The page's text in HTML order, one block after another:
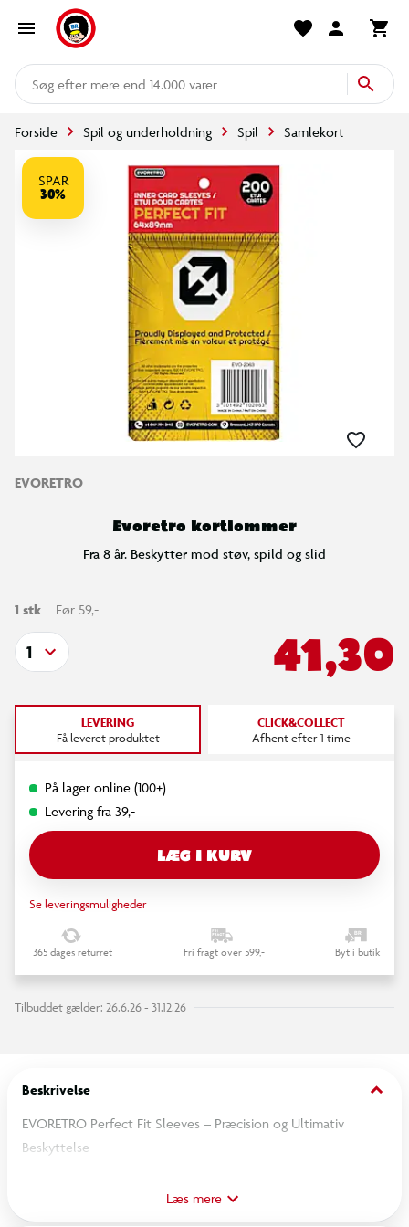
mere end 14.000 varer
Forside Spil og underholdning Spil Samlekort
SPAR
30%
EVORETRO
Evoretro kortlommer
Fra 8 år. Beskytter mod støv, spild og slid
1 stk Før 59,-
41,30
1
LEVERING
Få leveret produktet
CLICK&COLLECT
Afhent efter 1 time
På lager online (100+)
Levering fra 39,-
LÆG I KURV
Se leveringsmuligheder
365 dages returret Fri fragt over 599,- Byt i butik
Tilbuddet gælder: 26.6.26 - 31.12.26
Beskrivelse keyboard_arrow_down
EVORETRO Perfect Fit Sleeves – Præcision og Ultimativ
Beskyttelse
Disse præcisionsskårne inderlommer beskytter dine trading
Læs mere